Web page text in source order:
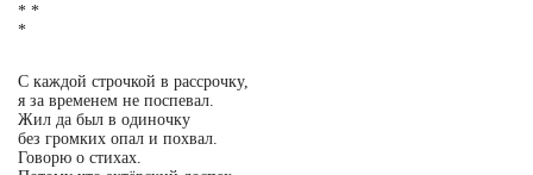
* *
*
С каждой строчкой в рассрочку,
я за временем не поспевал.
Жил да был в одиночку
без громких опал и похвал.
Говорю о стихах.